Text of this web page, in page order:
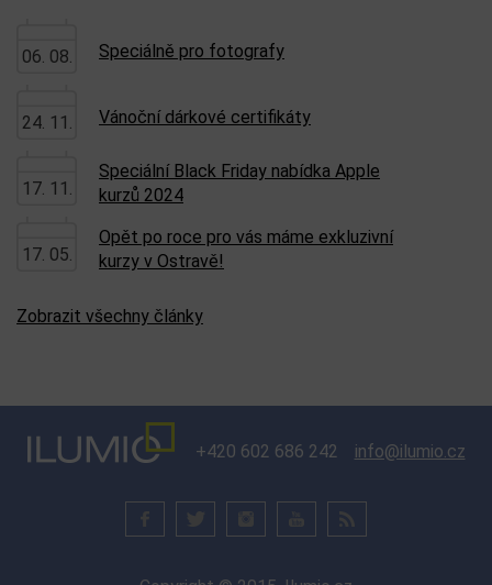
06. 08. Speciálně pro fotografy
24. 11. Vánoční dárkové certifikáty
17. 11.
Speciální Black Friday nabídka Apple
kurzů 2024
17. 05.
Opět po roce pro vás máme exkluzivní
kurzy v Ostravě!
Zobrazit všechny články
+420 602 686 242 info@ilumio.cz